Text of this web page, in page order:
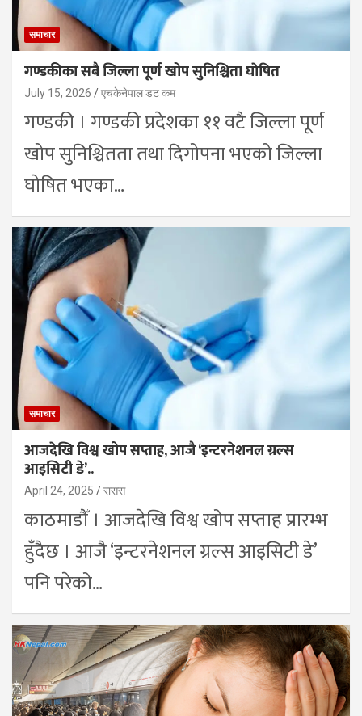
समाचार
गण्डकीका सबै जिल्ला पूर्ण खोप सुनिश्चिता घाेषित
July 15, 2026 एचकेनेपाल डट कम
गण्डकी । गण्डकी प्रदेशका ११ वटै जिल्ला पूर्ण
खोप सुनिश्चितता तथा दिगोपना भएको जिल्ला
घाेषित भएका…
समाचार
आजदेखि विश्व खोप सप्ताह, आजै ‘इन्टरनेशनल ग्रल्स
आइसिटी डे’..
April 24, 2025 रासस
काठमाडौँ । आजदेखि विश्व खोप सप्ताह प्रारम्भ
हुँदैछ । आजै ‘इन्टरनेशनल ग्रल्स आइसिटी डे’
पनि परेको…